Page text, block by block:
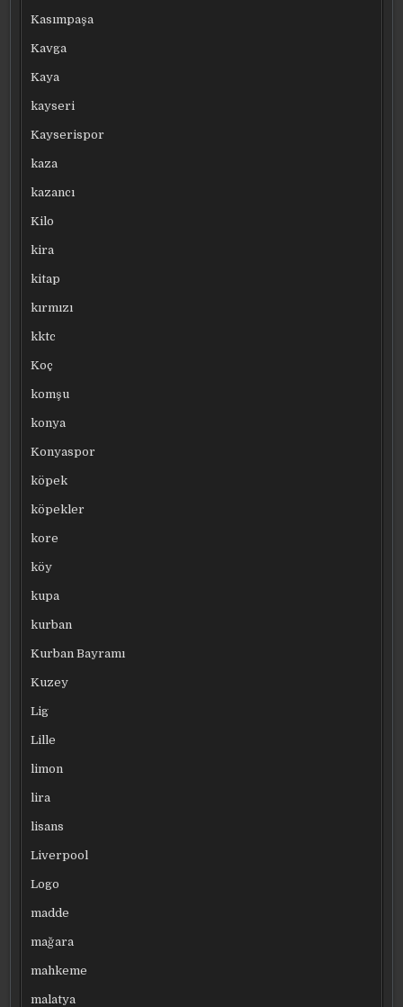
Kasımpaşa
Kavga
Kaya
kayseri
Kayserispor
kaza
kazancı
Kilo
kira
kitap
kırmızı
kktc
Koç
komşu
konya
Konyaspor
köpek
köpekler
kore
köy
kupa
kurban
Kurban Bayramı
Kuzey
Lig
Lille
limon
lira
lisans
Liverpool
Logo
madde
mağara
mahkeme
malatya